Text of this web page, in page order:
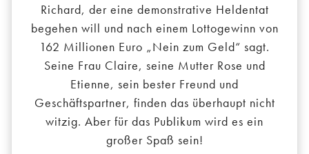
Richard, der eine demonstrative Heldentat
begehen will und nach einem Lottogewinn von
162 Millionen Euro „Nein zum Geld“ sagt.
Seine Frau Claire, seine Mutter Rose und
Etienne, sein bester Freund und
Geschäftspartner, finden das überhaupt nicht
witzig. Aber für das Publikum wird es ein
großer Spaß sein!